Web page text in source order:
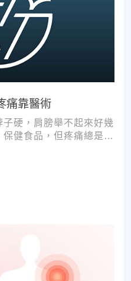
痛靠醫術
硬，肩膀舉不起來好幾
健食品，但疼痛總是時